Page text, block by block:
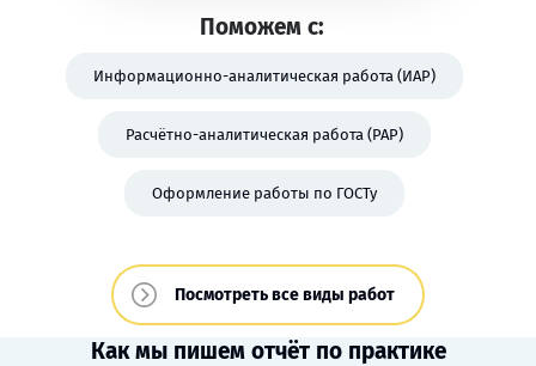
Поможем с:
Информационно-аналитическая работа (ИАР)
Расчётно-аналитическая работа (РАР)
Оформление работы по ГОСТу
Посмотреть все виды работ
Как мы пишем отчёт по практике